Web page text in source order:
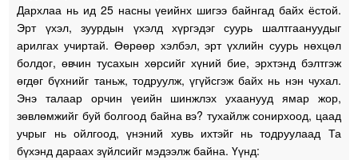
Дархлаа нь ид 25 насны үеийнх шигээ байнгад байх ёстой.
Эрт үхэл, зуурдын үхэлд хүргэдэг суурь шалтгаануудыг
арилгах учиртай. Өөрөөр хэлбэл, эрт үхлийн суурь нөхцөл
болдог, өвчин тусахын хөрсийг хүний бие, эрхтэнд бэлтгэж
өгдөг бүхнийг таньж, тодруулж, үгүйсгэж байх нь нэн чухал.
Энэ талаар орчин үеийн шинжлэх ухаанууд ямар жор,
зөвлөмжийг буй болгоод байна вэ? тухайлж сонирхоод, цаад
учрыг нь ойлгоод, үнэний хувь ихтэйг нь тодруулаад Та
бүхэнд дараах зүйлсийг мэдээлж байна. Үүнд: